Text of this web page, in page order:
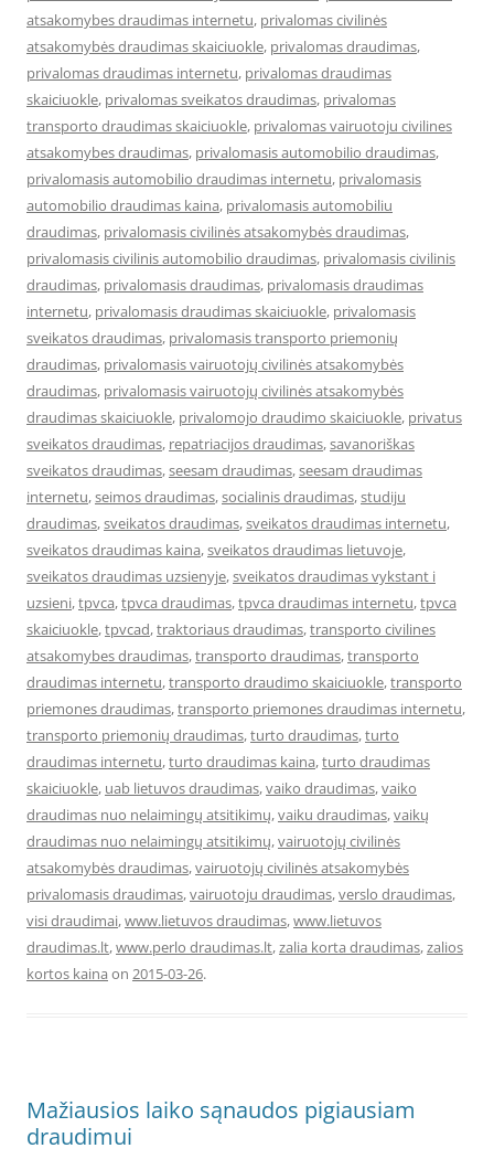
atsakomybes draudimas internetu, privalomas civilinės
atsakomybės draudimas skaiciuokle, privalomas draudimas,
privalomas draudimas internetu, privalomas draudimas
skaiciuokle, privalomas sveikatos draudimas, privalomas
transporto draudimas skaiciuokle, privalomas vairuotoju civilines
atsakomybes draudimas, privalomasis automobilio draudimas,
privalomasis automobilio draudimas internetu, privalomasis
automobilio draudimas kaina, privalomasis automobiliu
draudimas, privalomasis civilinės atsakomybės draudimas,
privalomasis civilinis automobilio draudimas, privalomasis civilinis
draudimas, privalomasis draudimas, privalomasis draudimas
internetu, privalomasis draudimas skaiciuokle, privalomasis
sveikatos draudimas, privalomasis transporto priemonių
draudimas, privalomasis vairuotojų civilinės atsakomybės
draudimas, privalomasis vairuotojų civilinės atsakomybės
draudimas skaiciuokle, privalomojo draudimo skaiciuokle, privatus
sveikatos draudimas, repatriacijos draudimas,savanoriškas
sveikatos draudimas,seesam draudimas,seesam draudimas
internetu,seimos draudimas,socialinis draudimas,studiju
draudimas,sveikatos draudimas,sveikatos draudimas internetu,
sveikatos draudimas kaina,sveikatos draudimas lietuvoje,
sveikatos draudimas uzsienyje,sveikatos draudimas vykstant i
uzsieni,tpvca,tpvca draudimas,tpvca draudimas internetu,tpvca
skaiciuokle,tpvcad,traktoriaus draudimas,transporto civilines
atsakomybes draudimas,transporto draudimas,transporto
draudimas internetu,transporto draudimo skaiciuokle,transporto
priemones draudimas,transporto priemones draudimas internetu,
transporto priemonių draudimas,turto draudimas,turto
draudimas internetu,turto draudimas kaina,turto draudimas
skaiciuokle, uab lietuvos draudimas,vaiko draudimas,vaiko
draudimas nuo nelaimingų atsitikimų,vaiku draudimas,vaikų
draudimas nuo nelaimingų atsitikimų,vairuotojų civilinės
atsakomybės draudimas,vairuotojų civilinės atsakomybės
privalomasis draudimas,vairuotoju draudimas,verslo draudimas,
visi draudimai,www.lietuvos draudimas,www.lietuvos
draudimas.lt,www.perlo draudimas.lt,zalia korta draudimas,zalios
kortos kaina on 2015-03-26.
Mažiausios laiko sąnaudos pigiausiam
draudimui